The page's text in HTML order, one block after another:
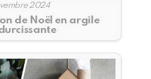
2024
de Noël en argile